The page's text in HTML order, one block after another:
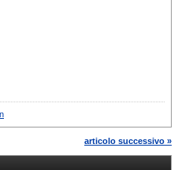
articolo successivo »